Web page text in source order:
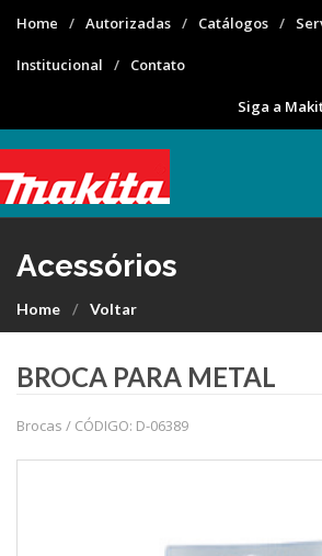
Home Autorizadas Catálogos
Institucional Contato
Siga a
Acessórios
Home Voltar
BROCA PARA METAL
Brocas / CÓDIGO: D-06389